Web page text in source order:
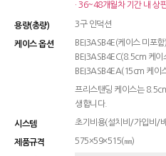
· 36~48개월차 기간 내 상
용량(총량) 3구 인덕션
케이스 옵션
BEI3ASB4E(케이스 미포함)
BEI3ASB4EC(8.5cm 케이
BEI3ASB4EA(15cm 케이
프리스탠딩 케이스는
생합니다.
시스템 초기비용(설치비/가입비/
제품규격 575×59×515(㎜)